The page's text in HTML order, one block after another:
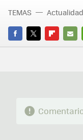
FACEBOOK
TWITTERFLIPBOARD
E-
TEMAS